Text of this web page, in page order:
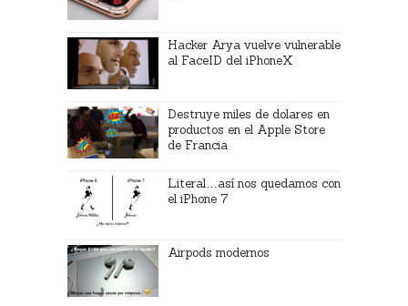
Hacker Arya vuelve vulnerable
al FaceID del iPhoneX
Destruye miles de dolares en
productos en el Apple Store
de Francia
Literal…así nos quedamos con
el iPhone 7
Airpods modernos